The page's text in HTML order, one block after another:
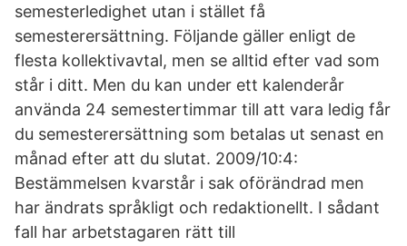
semesterledighet utan i stället få
semesterersättning. Följande gäller enligt de
flesta kollektivavtal, men se alltid efter vad som
står i ditt. Men du kan under ett kalenderår
använda 24 semestertimmar till att vara ledig får
du semesterersättning som betalas ut senast en
månad efter att du slutat. 2009/10:4:
Bestämmelsen kvarstår i sak oförändrad men
har ändrats språkligt och redaktionellt. I sådant
fall har arbetstagaren rätt till